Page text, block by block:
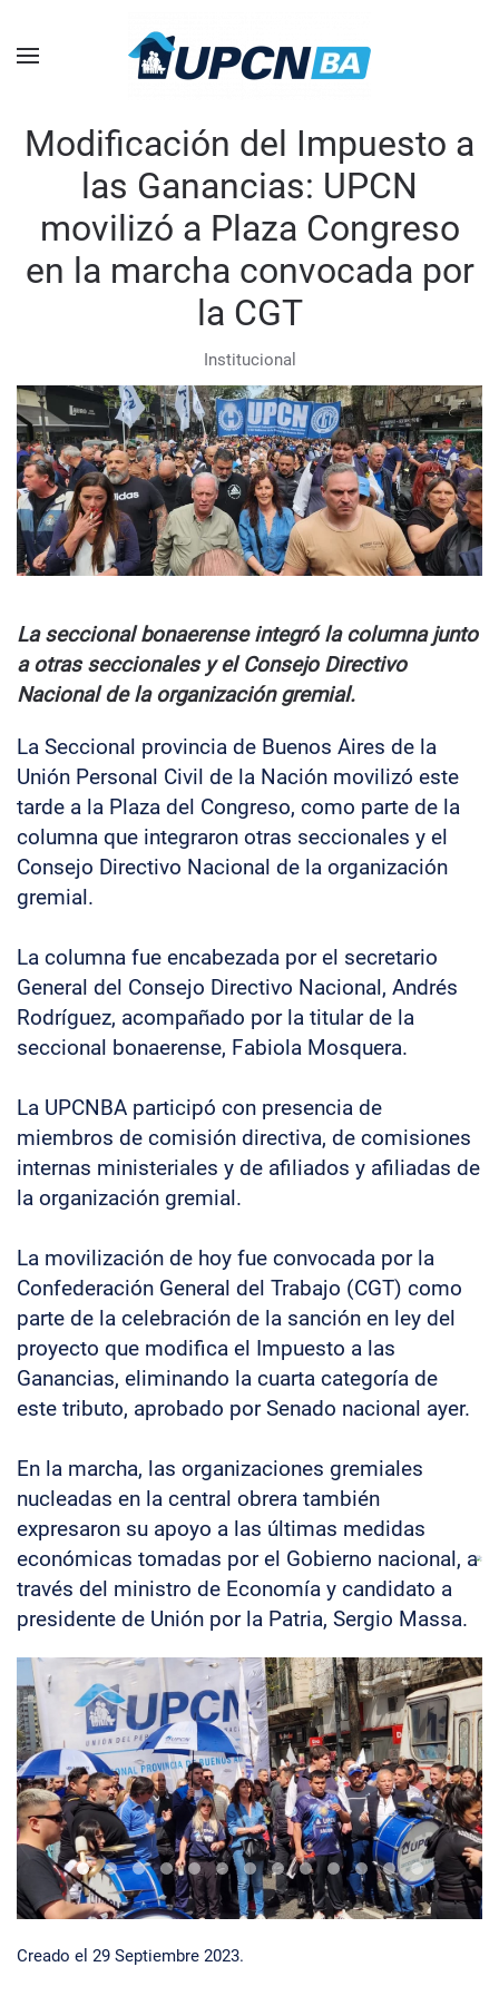
Skip to main content
Modificación del Impuesto a
las Ganancias: UPCN
movilizó a Plaza Congreso
en la marcha convocada por
la CGT
Institucional
La seccional bonaerense integró la columna junto
a otras seccionales y el Consejo Directivo
Nacional de la organización gremial.
La Seccional provincia de Buenos Aires de la
Unión Personal Civil de la Nación movilizó este
tarde a la Plaza del Congreso, como parte de la
columna que integraron otras seccionales y el
Consejo Directivo Nacional de la organización
gremial.
La columna fue encabezada por el secretario
General del Consejo Directivo Nacional, Andrés
Rodríguez, acompañado por la titular de la
seccional bonaerense, Fabiola Mosquera.
La UPCNBA participó con presencia de
miembros de comisión directiva, de comisiones
internas ministeriales y de afiliados y afiliadas de
la organización gremial.
La movilización de hoy fue convocada por la
Confederación General del Trabajo (CGT) como
parte de la celebración de la sanción en ley del
proyecto que modifica el Impuesto a las
Ganancias, eliminando la cuarta categoría de
este tributo, aprobado por Senado nacional ayer.
En la marcha, las organizaciones gremiales
nucleadas en la central obrera también
expresaron su apoyo a las últimas medidas
económicas tomadas por el Gobierno nacional, a
través del ministro de Economía y candidato a
presidente de Unión por la Patria, Sergio Massa.
Gananciasmarchacongreso1
Gananciasmarchacongreso2
Gananciasmarchacongreso0
Gananciasmarchacongreso3
Gananciasmarchacongreso4
Gananciasmarchacongreso5
Gananciasmarchacongreso6
Gananciasmarchacongreso7
Creado el 29 Septiembre 2023.